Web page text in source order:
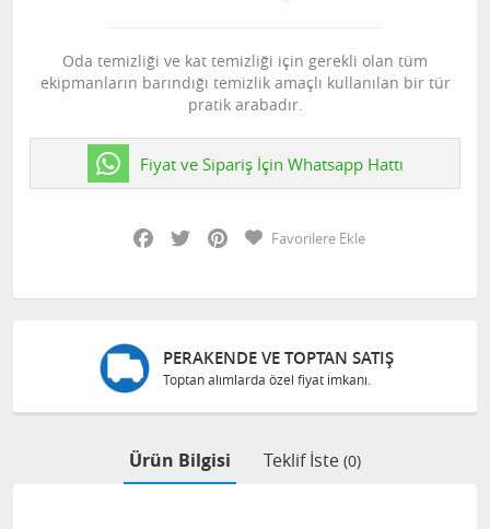
Oda temizliği ve kat temizliği için gerekli olan tüm
ekipmanların barındığı temizlik amaçlı kullanılan bir tür
pratik arabadır.
Fiyat ve Sipariş İçin Whatsapp Hattı
Facebook
Twitter PinterestFavorilere Ekle
PERAKENDE VE TOPTAN SATIŞ
Toptan alımlarda özel fiyat imkanı.
Ürün Bilgisi Teklif İste (0)